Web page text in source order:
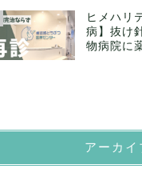
ヒメハリ
病】抜け
物病院に
アーカイ